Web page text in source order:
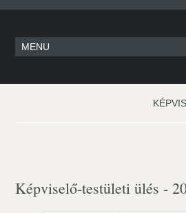
Képviselő-testületi ülés -